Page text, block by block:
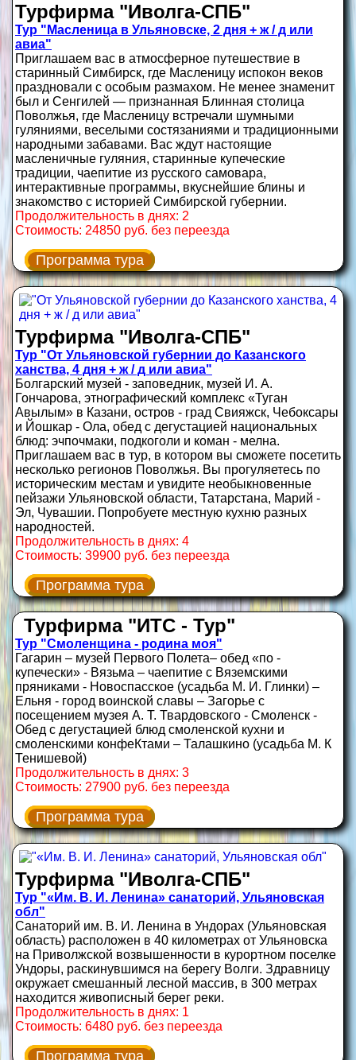
Турфирма "Иволга-СПБ"
Тур "Масленица в Ульяновске, 2 дня + ж / д или
авиа"
Приглашаем вас в атмосферное путешествие в
старинный Симбирск, где Масленицу испокон веков
праздновали с особым размахом. Не менее знаменит
был и Сенгилей — признанная Блинная столица
Поволжья, где Масленицу встречали шумными
гуляниями, веселыми состязаниями и традиционными
народными забавами. Вас ждут настоящие
масленичные гуляния, старинные купеческие
традиции, чаепитие из русского самовара,
интерактивные программы, вкуснейшие блины и
знакомство с историей Симбирской губернии.
Продолжительность в днях: 2
Стоимость: 24850 руб. без переезда
Программа тура
Турфирма "Иволга-СПБ"
Тур "От Ульяновской губернии до Казанского
ханства, 4 дня + ж / д или авиа"
Болгарский музей - заповедник, музей И. А.
Гончарова, этнографический комплекс «Туган
Авылым» в Казани, остров - град Свияжск, Чебоксары
и Йошкар - Ола, обед с дегустацией национальных
блюд: эчпочмаки, подкоголи и коман - мелна.
Приглашаем вас в тур, в котором вы сможете посетить
несколько регионов Поволжья. Вы прогуляетесь по
историческим местам и увидите необыкновенные
пейзажи Ульяновской области, Татарстана, Марий -
Эл, Чувашии. Попробуете местную кухню разных
народностей.
Продолжительность в днях: 4
Стоимость: 39900 руб. без переезда
Программа тура
Турфирма "ИТС - Тур"
Тур "Смоленщина - родина моя"
Гагарин – музей Первого Полета– обед «по -
купечески» - Вязьма – чаепитие с Вяземскими
пряниками - Новоспасское (усадьба М. И. Глинки) –
Ельня - город воинской славы – Загорье с
посещением музея А. Т. Твардовского - Смоленск -
Обед с дегустацией блюд смоленской кухни и
смоленскими конфеКтами – Талашкино (усадьба М. К
Тенишевой)
Продолжительность в днях: 3
Стоимость: 27900 руб. без переезда
Программа тура
Турфирма "Иволга-СПБ"
Тур "«Им. В. И. Ленина» санаторий, Ульяновская
обл"
Санаторий им. В. И. Ленина в Ундорах (Ульяновская
область) расположен в 40 километрах от Ульяновска
на Приволжской возвышенности в курортном поселке
Ундоры, раскинувшимся на берегу Волги. Здравницу
окружает смешанный лесной массив, в 300 метрах
находится живописный берег реки.
Продолжительность в днях: 1
Стоимость: 6480 руб. без переезда
Программа тура